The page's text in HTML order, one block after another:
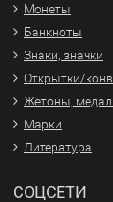
Монеты
Банкноты
Знаки, значки
Открытки/
Жетоны,
Марки
Литература
СОЦСЕТИ